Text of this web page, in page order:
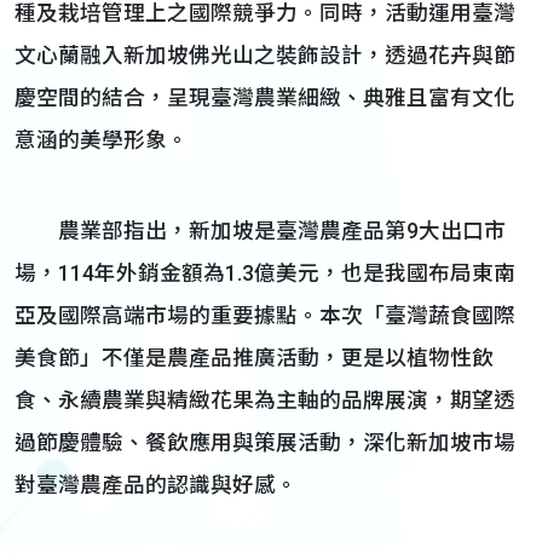
種及栽培管理上之國際競爭力。同時，活動運用臺灣
文心蘭融入新加坡佛光山之裝飾設計，透過花卉與節
慶空間的結合，呈現臺灣農業細緻、典雅且富有文化
意涵的美學形象。
農業部指出，新加坡是臺灣農產品第9大出口市
場，114年外銷金額為1.3億美元，也是我國布局東南
亞及國際高端市場的重要據點。本次「臺灣蔬食國際
美食節」不僅是農產品推廣活動，更是以植物性飲
食、永續農業與精緻花果為主軸的品牌展演，期望透
過節慶體驗、餐飲應用與策展活動，深化新加坡市場
對臺灣農產品的認識與好感。